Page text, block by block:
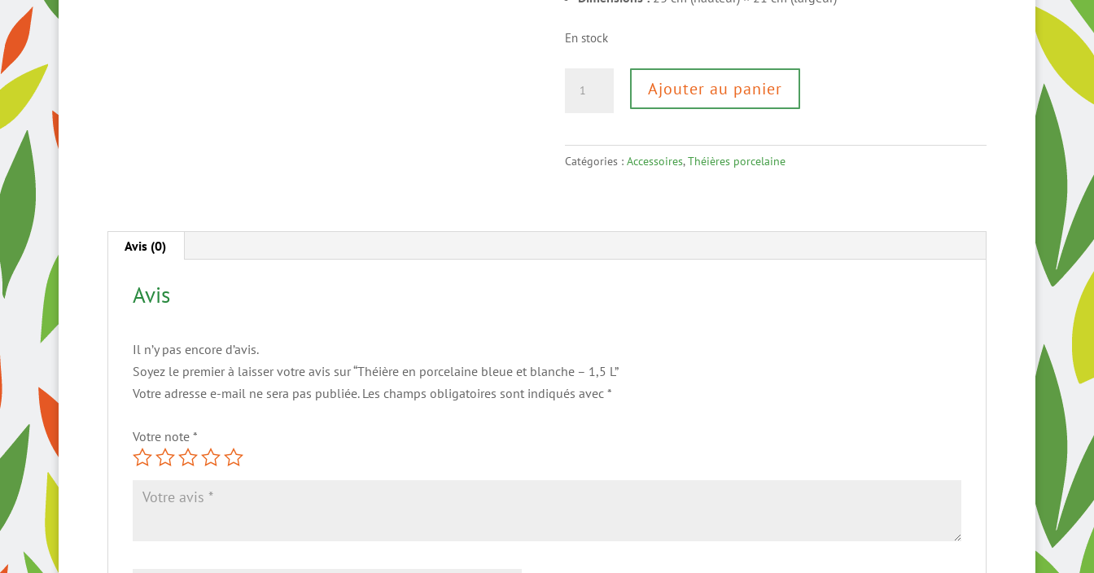
En stock
en
porcelaine
blanche
Ajouter au panier
Catégories : Accessoires,Théières porcelaine
Avis (0)
Avis
Il n’y pas encore d’avis.
Soyez le premier à laisser votre avis sur “Théière en porcelaine bleue et blanche – 1,5 L”
Votre adresse e-mail ne sera pas publiée. Les champs obligatoires sont indiqués avec *
Votre note *